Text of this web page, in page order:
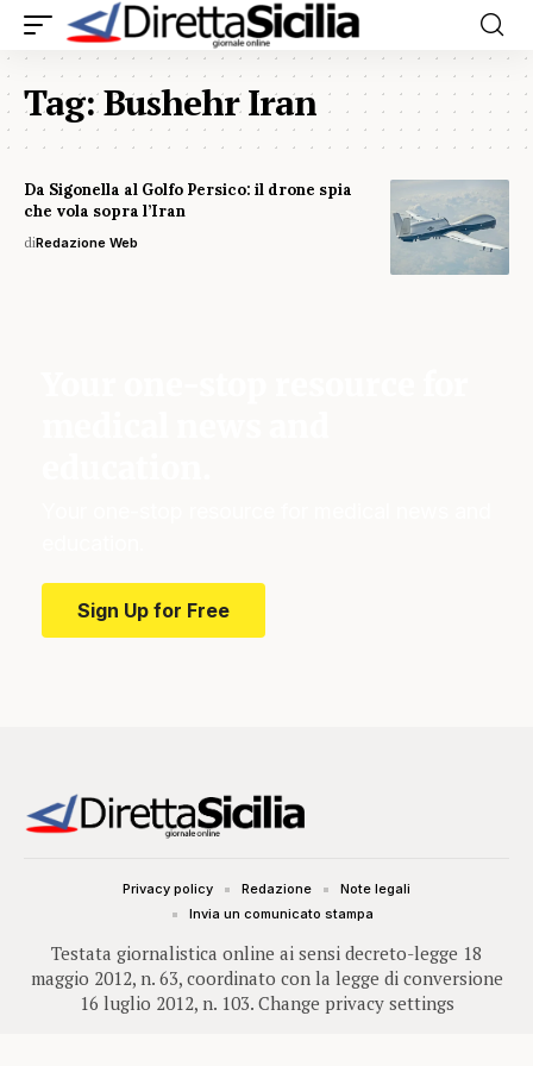
Tag:Bushehr Iran
Da Sigonella al Golfo Persico: il drone spia
che vola sopra l’Iran
diRedazione Web
Sign Up for Free
Testata giornalistica online ai sensi decreto-legge 18
maggio 2012, n. 63, coordinato con la legge di conversione
16 luglio 2012, n. 103. Change privacy settings
Privacy policy Redazione
Note legali
Invia un comunicato stampa